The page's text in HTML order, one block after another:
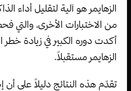
الزهايمر هو آلية لتقليل أداء
أكدت دوره الكبير في زيادة
الزهايمر مستقبلاً.
تقدّم هذه النتائج دليلاً على أن